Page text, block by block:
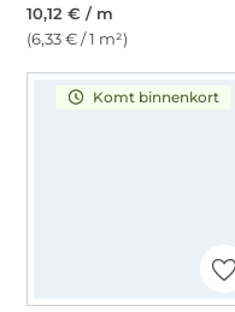
10,12 € / m
(6,33 € / 1 m²)
Komt binnenkort